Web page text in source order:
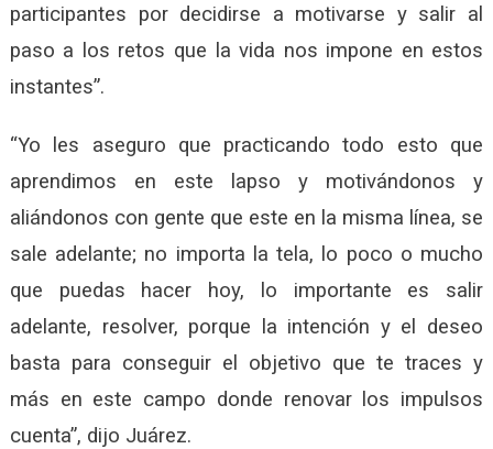
participantes por decidirse a motivarse y salir al
paso a los retos que la vida nos impone en estos
instantes”.
“Yo les aseguro que practicando todo esto que
aprendimos en este lapso y motivándonos y
aliándonos con gente que este en la misma línea, se
sale adelante; no importa la tela, lo poco o mucho
que puedas hacer hoy, lo importante es salir
adelante, resolver, porque la intención y el deseo
basta para conseguir el objetivo que te traces y
más en este campo donde renovar los impulsos
cuenta”, dijo Juárez.